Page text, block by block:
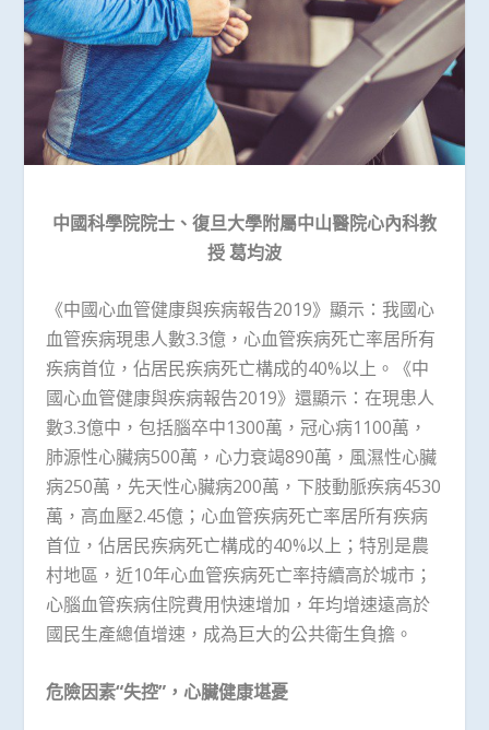
中國科學院院士、復旦大學附屬中山醫院心內科教
授葛均波
《中國心血管健康與疾病報告2019》顯示：我國心
血管疾病現患人數3.3億，心血管疾病死亡率居所有
疾病首位，佔居民疾病死亡構成的40%以上。《中
國心血管健康與疾病報告2019》還顯示：在現患人
數3.3億中，包括腦卒中1300萬，冠心病1100萬，
肺源性心臟病500萬，心力衰竭890萬，風濕性心臟
病250萬，先天性心臟病200萬，下肢動脈疾病4530
萬，高血壓2.45億；心血管疾病死亡率居所有疾病
首位，佔居民疾病死亡構成的40%以上；特別是農
村地區，近10年心血管疾病死亡率持續高於城市；
心腦血管疾病住院費用快速增加，年均增速遠高於
國民生產總值增速，成為巨大的公共衛生負擔。
危險因素“失控”，心臟健康堪憂